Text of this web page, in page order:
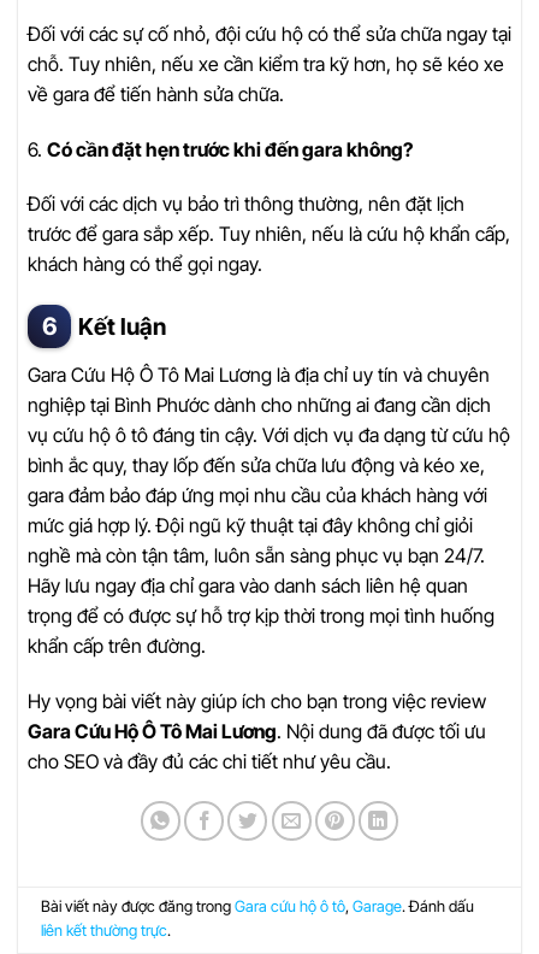
Đối với các sự cố nhỏ, đội cứu hộ có thể sửa chữa ngay tại
chỗ. Tuy nhiên, nếu xe cần kiểm tra kỹ hơn, họ sẽ kéo xe
về gara để tiến hành sửa chữa.
6. Có cần đặt hẹn trước khi đến gara không?
Đối với các dịch vụ bảo trì thông thường, nên đặt lịch
trước để gara sắp xếp. Tuy nhiên, nếu là cứu hộ khẩn cấp,
khách hàng có thể gọi ngay.
Kết luận
Gara Cứu Hộ Ô Tô Mai Lương là địa chỉ uy tín và chuyên
nghiệp tại Bình Phước dành cho những ai đang cần dịch
vụ cứu hộ ô tô đáng tin cậy. Với dịch vụ đa dạng từ cứu hộ
bình ắc quy, thay lốp đến sửa chữa lưu động và kéo xe,
gara đảm bảo đáp ứng mọi nhu cầu của khách hàng với
mức giá hợp lý. Đội ngũ kỹ thuật tại đây không chỉ giỏi
nghề mà còn tận tâm, luôn sẵn sàng phục vụ bạn 24/7.
Hãy lưu ngay địa chỉ gara vào danh sách liên hệ quan
trọng để có được sự hỗ trợ kịp thời trong mọi tình huống
khẩn cấp trên đường.
Hy vọng bài viết này giúp ích cho bạn trong việc review
Gara Cứu Hộ Ô Tô Mai Lương. Nội dung đã được tối ưu
cho SEO và đầy đủ các chi tiết như yêu cầu.
Bài viết này được đăng trongGara cứu hộ ô tô,Garage. Đánh dấu
liên kết thường trực.